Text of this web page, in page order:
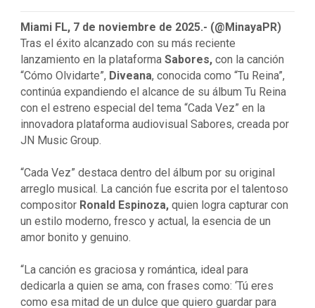
Miami FL, 7 de noviembre de 2025.- (@MinayaPR)
Tras el éxito alcanzado con su más reciente
lanzamiento en la plataforma Sabores,con la canción
“Cómo Olvidarte”, Diveana, conocida como “Tu Reina”,
continúa expandiendo el alcance de su álbum Tu Reina
con el estreno especial del tema “Cada Vez” en la
innovadora plataforma audiovisual Sabores, creada por
JN Music Group.
“Cada Vez” destaca dentro del álbum por su original
arreglo musical. La canción fue escrita por el talentoso
compositor Ronald Espinoza,quien logra capturar con
un estilo moderno, fresco y actual, la esencia de un
amor bonito y genuino.
“La canción es graciosa y romántica, ideal para
dedicarla a quien se ama, con frases como: ‘Tú eres
como esa mitad de un dulce que quiero guardar para